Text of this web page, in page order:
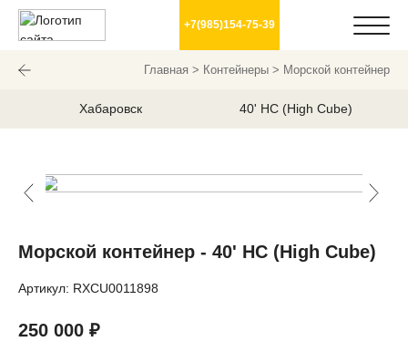
+7(985)154-75-39
Хабаровск 40' HC (High Cube)
Главная > Контейнеры > Морской контейнер
Морской контейнер - 40' HC (High Cube)
Артикул: RXCU0011898
250 000 ₽